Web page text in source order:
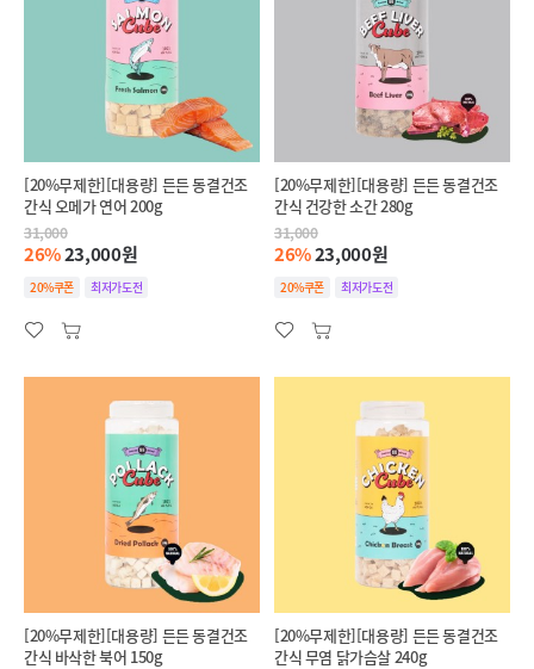
[20%무제한][대용량] 든든 동결건조
간식 오메가 연어 200g
31,000
26%23,000원
20%쿠폰 최저가도전
[20%무제한][대용량] 든든 동결건조
간식 건강한 소간 280g
31,000
26%23,000원
20%쿠폰 최저가도전
[20%무제한][대용량] 든든 동결건조
간식 바삭한 북어 150g
[20%무제한][대용량] 든든 동결건조
간식 무염 닭가슴살 240g